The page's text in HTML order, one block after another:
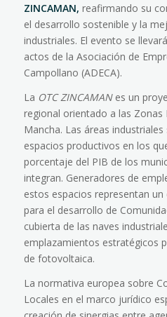
ZINCAMAN, reafirmando su
el desarrollo sostenible y la
industriales. El evento se
actos de la Asociación de
Campollano (ADECA).
La OTC ZINCAMANes un
regional orientado a las Zonas
Mancha. Las áreas
espacios productivos en los
porcentaje del PIB de los
integran. Generadores de
estos espacios representan
para el desarrollo de
cubierta de las naves
emplazamientos estratégicos
de fotovoltaica.
La normativa europea sobre
Locales en el marco jurídico